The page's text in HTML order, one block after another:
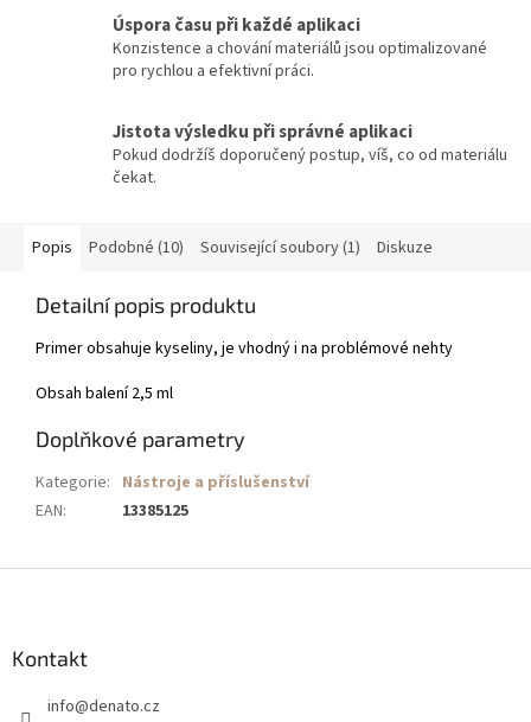
Úspora času při každé aplikaci
Konzistence a chování materiálů jsou optimalizované
pro rychlou a efektivní práci.
Jistota výsledku při správné aplikaci
Pokud dodržíš doporučený postup, víš, co od materiálu
čekat.
Popis Podobné (10) Související soubory (1) Diskuze
Detailní popis produktu
Primer obsahuje kyseliny, je vhodný i na problémové nehty
Obsah balení 2,5 ml
Doplňkové parametry
Kategorie: Nástroje a příslušenství
EAN: 13385125
Kontakt
info@denato.cz